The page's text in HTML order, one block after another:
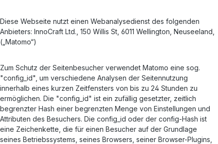
Diese Webseite nutzt einen Webanalysedienst des folgenden
Anbieters: InnoCraft Ltd., 150 Willis St, 6011 Wellington, Neuseeland,
(„Matomo“)
Zum Schutz der Seitenbesucher verwendet Matomo eine sog.
"config_id", um verschiedene Analysen der Seitennutzung
innerhalb eines kurzen Zeitfensters von bis zu 24 Stunden zu
ermöglichen. Die "config_id" ist ein zufällig gesetzter, zeitlich
begrenzter Hash einer begrenzten Menge von Einstellungen und
Attributen des Besuchers. Die config_id oder der config-Hash ist
eine Zeichenkette, die für einen Besucher auf der Grundlage
seines Betriebssystems, seines Browsers, seiner Browser-Plugins,